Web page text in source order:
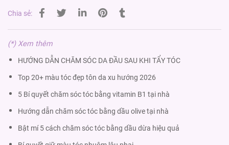
Chia sẻ:
(*) Xem thêm
HƯỚNG DẪN CHĂM SÓC DA ĐẦU SAU KHI TẨY TÓC
Top 20+ màu tóc đẹp tôn da xu hướng 2026
5 Bí quyết chăm sóc tóc bằng vitamin B1 tại nhà
Hướng dẫn chăm sóc tóc bằng dầu olive tại nhà
Bật mí 5 cách chăm sóc tóc bằng dầu dừa hiệu quả